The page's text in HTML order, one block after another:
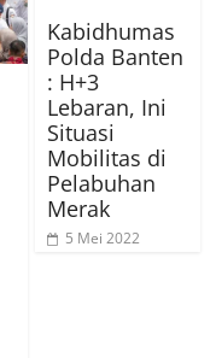
Kabidhumas
Polda Banten
: H+3
Lebaran, Ini
Situasi
Mobilitas di
Pelabuhan
Merak
5 Mei 2022